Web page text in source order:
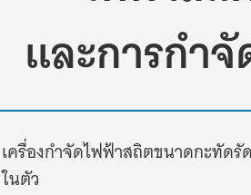
และการกำ
เครื่องกำจัดไฟฟ้าสถิตขนาดกะทัด
ในตัว